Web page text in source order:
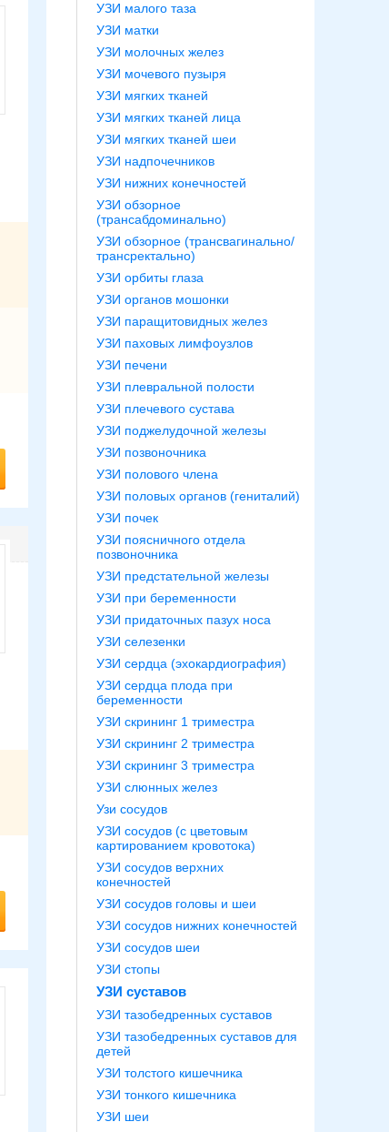
УЗИ малого таза
УЗИ матки
УЗИ молочных желез
УЗИ мочевого пузыря
УЗИ мягких тканей
УЗИ мягких тканей лица
УЗИ мягких тканей шеи
УЗИ надпочечников
УЗИ нижних конечностей
УЗИ обзорное
(трансабдоминально)
УЗИ обзорное (трансвагинально/
трансректально)
УЗИ орбиты глаза
УЗИ органов мошонки
УЗИ паращитовидных желез
УЗИ паховых лимфоузлов
УЗИ печени
УЗИ плевральной полости
УЗИ плечевого сустава
УЗИ поджелудочной железы
УЗИ позвоночника
УЗИ полового члена
УЗИ половых органов (гениталий)
УЗИ почек
УЗИ поясничного отдела
позвоночника
УЗИ предстательной железы
УЗИ при беременности
УЗИ придаточных пазух носа
УЗИ селезенки
УЗИ сердца (эхокардиография)
УЗИ сердца плода при
беременности
УЗИ скрининг 1 триместра
УЗИ скрининг 2 триместра
УЗИ скрининг 3 триместра
УЗИ слюнных желез
Узи сосудов
УЗИ сосудов (с цветовым
картированием кровотока)
УЗИ сосудов верхних
конечностей
УЗИ сосудов головы и шеи
УЗИ сосудов нижних конечностей
УЗИ сосудов шеи
УЗИ стопы
УЗИ суставов
УЗИ тазобедренных суставов
УЗИ тазобедренных суставов для
детей
УЗИ толстого кишечника
УЗИ тонкого кишечника
УЗИ шеи